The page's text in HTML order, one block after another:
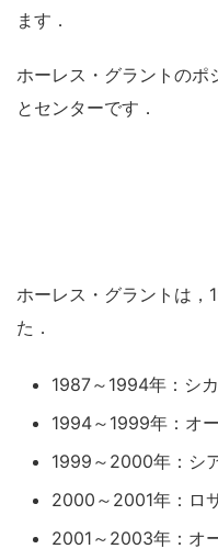
ます．
ホーレス・グラントのポ
とセンターです．
ホーレス・グラントは
た．
1987～1994年：シ
1994～1999年：オ
1999～2000年：シ
2000～2001年：ロ
2001～2003年：オ